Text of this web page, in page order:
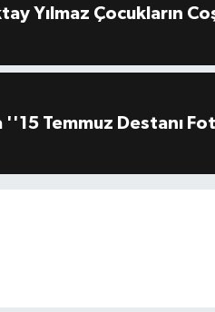
Yılmaz Çocukların
''15 Temmuz Destanı